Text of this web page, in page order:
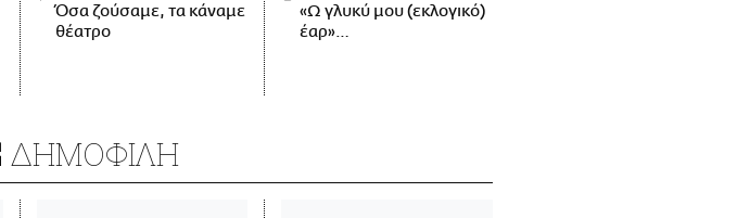
Όσα ζούσαμε, τα κάναμε
θέατρο
«Ω γλυκύ μου (εκλογικό)
έαρ»…
ΔΗΜΟΦΙΛΗ